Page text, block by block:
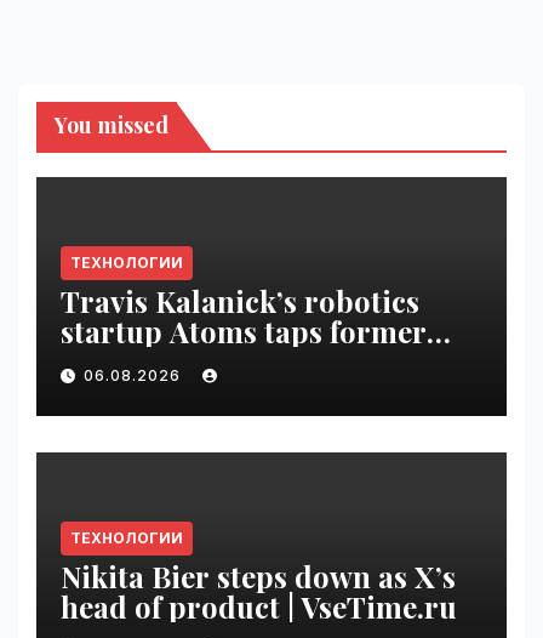
You missed
ТЕХНОЛОГИИ
Travis Kalanick’s robotics
startup Atoms taps former
Uber finance chief as CFO |
VseTime.ru
06.08.2026
ТЕХНОЛОГИИ
Nikita Bier steps down as X’s
head of product | VseTime.ru